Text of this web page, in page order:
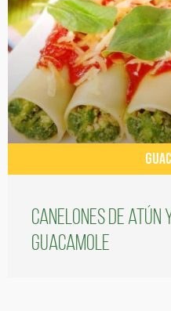
Canelones de atún
guacamole